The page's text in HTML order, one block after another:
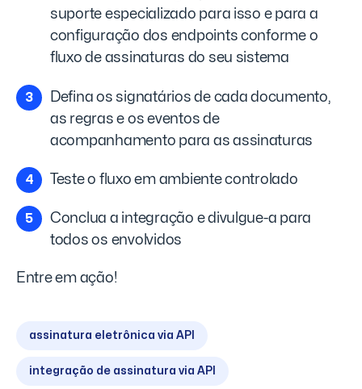
suporte especializado para isso e para a
configuração dos endpoints conforme o
fluxo de assinaturas do seu sistema
Defina os signatários de cada documento,
as regras e os eventos de
acompanhamento para as assinaturas
Teste o fluxo em ambiente controlado
Conclua a integração e divulgue-a para
todos os envolvidos
Entre em ação!
assinatura eletrônica via API
integração de assinatura via API